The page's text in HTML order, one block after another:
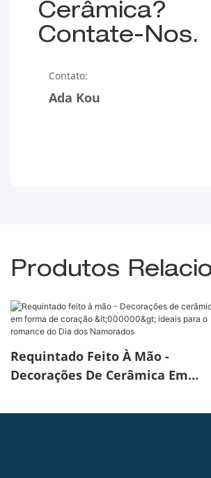
Cerâmica?
Contate-Nos.
Contato:
Ada Kou
Produtos
Requintado Feito À Mão -
Decorações De Cerâmica Em
Para O Romance Do Dia Dos